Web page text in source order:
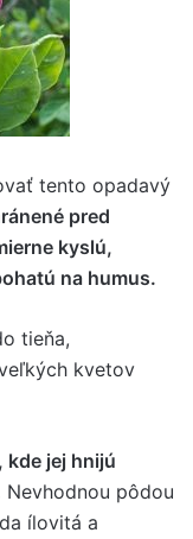
tento opadavý
pred
kyslú,
na humus.
tieňa,
kvetov
kde jej hnijú
Nevhodnou pôdou
ílovitá a